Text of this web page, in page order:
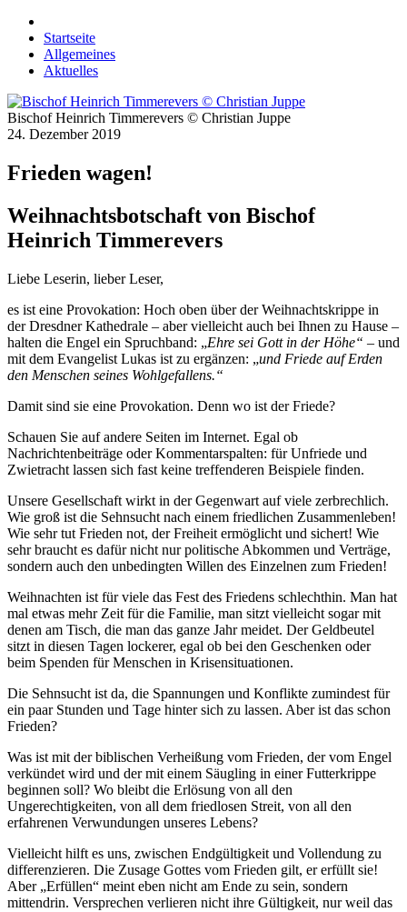
Startseite
Allgemeines
Aktuelles
Bischof Heinrich Timmerevers © Christian Juppe
24. Dezember 2019
Frieden wagen!
Weihnachtsbotschaft von Bischof
Heinrich Timmerevers
Liebe Leserin, lieber Leser,
es ist eine Provokation: Hoch oben über der Weihnachtskrippe in
der Dresdner Kathedrale – aber vielleicht auch bei Ihnen zu Hause –
halten die Engel ein Spruchband: „Ehre sei Gott in der Höhe“ – und
mit dem Evangelist Lukas ist zu ergänzen: „und Friede auf Erden
den Menschen seines Wohlgefallens.“
Damit sind sie eine Provokation. Denn wo ist der Friede?
Schauen Sie auf andere Seiten im Internet. Egal ob
Nachrichtenbeiträge oder Kommentarspalten: für Unfriede und
Zwietracht lassen sich fast keine treffenderen Beispiele finden.
Unsere Gesellschaft wirkt in der Gegenwart auf viele zerbrechlich.
Wie groß ist die Sehnsucht nach einem friedlichen Zusammenleben!
Wie sehr tut Frieden not, der Freiheit ermöglicht und sichert! Wie
sehr braucht es dafür nicht nur politische Abkommen und Verträge,
sondern auch den unbedingten Willen des Einzelnen zum Frieden!
Weihnachten ist für viele das Fest des Friedens schlechthin. Man hat
mal etwas mehr Zeit für die Familie, man sitzt vielleicht sogar mit
denen am Tisch, die man das ganze Jahr meidet. Der Geldbeutel
sitzt in diesen Tagen lockerer, egal ob bei den Geschenken oder
beim Spenden für Menschen in Krisensituationen.
Die Sehnsucht ist da, die Spannungen und Konflikte zumindest für
ein paar Stunden und Tage hinter sich zu lassen. Aber ist das schon
Frieden?
Was ist mit der biblischen Verheißung vom Frieden, der vom Engel
verkündet wird und der mit einem Säugling in einer Futterkrippe
beginnen soll? Wo bleibt die Erlösung von all den
Ungerechtigkeiten, von all dem friedlosen Streit, von all den
erfahrenen Verwundungen unseres Lebens?
Vielleicht hilft es uns, zwischen Endgültigkeit und Vollendung zu
differenzieren. Die Zusage Gottes vom Frieden gilt, er erfüllt sie!
Aber „Erfüllen“ meint eben nicht am Ende zu sein, sondern
mittendrin. Versprechen verlieren nicht ihre Gültigkeit, nur weil das